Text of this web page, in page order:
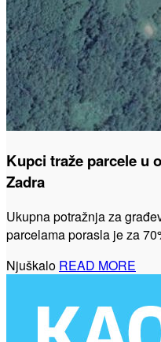
Kupci traže parcele u
Zadra
Ukupna potražnja za
parcelama porasla je za
Njuškalo READ MORE